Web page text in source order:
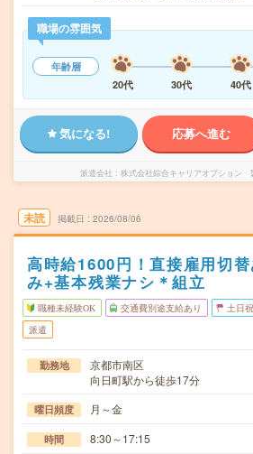
職場の雰囲気
年齢層
20代
30代 40代
気になる! 応募へ進む
派遣会社 株式会社綜合キャリアオプション
未読 掲載日 2026/08/06
高時給1600円！直接雇用切
み+基本残業ナシ＊組立
職種未経験OK 交通費別途支給あり 土日
派遣
勤務地
京都市南区
向日町駅から徒歩17分
曜日頻度 月～金
時間 8:30～17:15